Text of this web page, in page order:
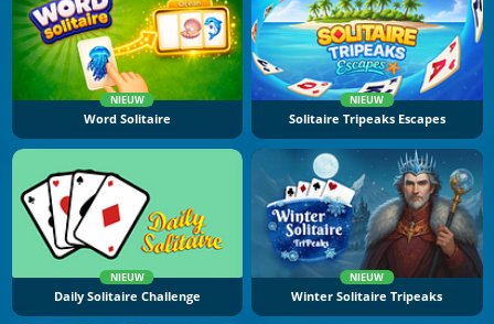
NIEUW
Word Solitaire
NIEUW
Solitaire Tripeaks Escapes
NIEUW
Daily Solitaire Challenge
NIEUW
Winter Solitaire Tripeaks